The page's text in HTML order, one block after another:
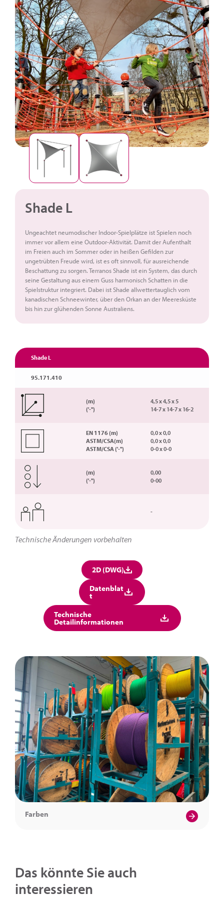
Shade L
Ungeachtet neumodischer Indoor-Spielplätze ist Spielen noch
immer vor allem eine Outdoor-Aktivität. Damit der Aufenthalt
im Freien auch im Sommer oder in heißen Gefilden zur
ungetrübten Freude wird, ist es oft sinnvoll, für ausreichende
Beschattung zu sorgen. Terranos Shade ist ein System, das durch
seine Gestaltung aus einem Guss harmonisch Schatten in die
Spielstruktur integriert. Dabei ist Shade allwettertauglich vom
kanadischen Schneewinter, über den Orkan an der Meeresküste
bis hin zur glühenden Sonne Australiens.
Shade L
95.171.410
(m)
('-'')
4,5 x 4,5 x 5
14-7 x 14-7 x 16-2
EN 1176 (m)
ASTM/CSA(m)
ASTM/CSA ('-'')
0,0 x 0,0
0,0 x 0,0
0-0 x 0-0
(m)
('-'')
0,00
0-00
-
Technische Änderungen vorbehalten
2D (DWG)
Datenblat
t
Technische
Detailinformationen
Farben
Das könnte Sie auch
interessieren